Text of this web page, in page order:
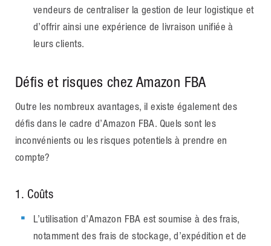
vendeurs de centraliser la gestion de leur logistique et
d’offrir ainsi une expérience de livraison unifiée à
leurs clients.
Défis et risques chez Amazon FBA
Outre les nombreux avantages, il existe également des
défis dans le cadre d’Amazon FBA. Quels sont les
inconvénients ou les risques potentiels à prendre en
compte?
1. Coûts
L’utilisation d’Amazon FBA est soumise à des frais,
notamment des frais de stockage, d’expédition et de